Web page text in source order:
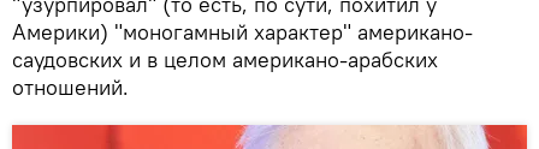
Америки) "моногамный характер" американо-
саудовских и в целом американо-арабских
отношений.